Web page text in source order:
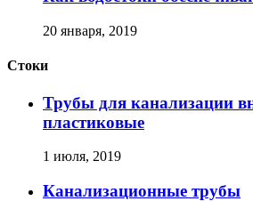
20 января, 2019
Стоки
Трубы для канализации
пластиковые
1 июля, 2019
Канализационные трубы